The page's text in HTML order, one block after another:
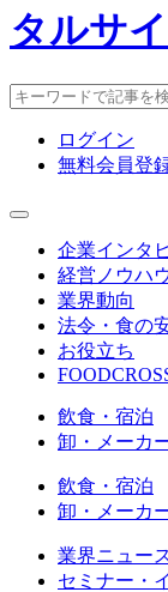
ログイン
無料会員登
企業インタ
経営ノウハ
業界動向
法令・食の
お役立ち
飲食・宿泊
卸・メーカ
飲食・宿泊
卸・メーカ
業界ニュー
セミナー・